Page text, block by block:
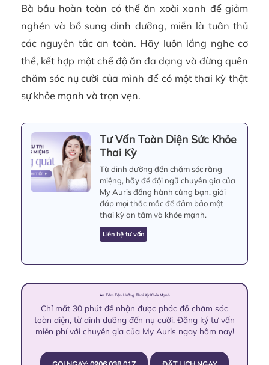
Bà bầu hoàn toàn có thể ăn xoài xanh để giảm
nghén và bổ sung dinh dưỡng, miễn là tuân thủ
các nguyên tắc an toàn. Hãy luôn lắng nghe cơ
thể, kết hợp một chế độ ăn đa dạng và đừng quên
chăm sóc nụ cười của mình để có một thai kỳ thật
sự khỏe mạnh và trọn vẹn.
Tư Vấn Toàn Diện Sức Khỏe
Thai Kỳ
Từ dinh dưỡng đến chăm sóc răng
miệng, hãy để đội ngũ chuyên gia của
My Auris đồng hành cùng bạn, giải
đáp mọi thắc mắc để đảm bảo một
thai kỳ an tâm và khỏe mạnh.
Liên hệ tư vấn
An Tâm Tận Hưởng Thai Kỳ Khỏe Mạnh
Chỉ mất 30 phút để nhận được phác đồ chăm sóc
toàn diện, từ dinh dưỡng đến nụ cười. Đăng ký tư vấn
miễn phí với chuyên gia của My Auris ngay hôm nay!